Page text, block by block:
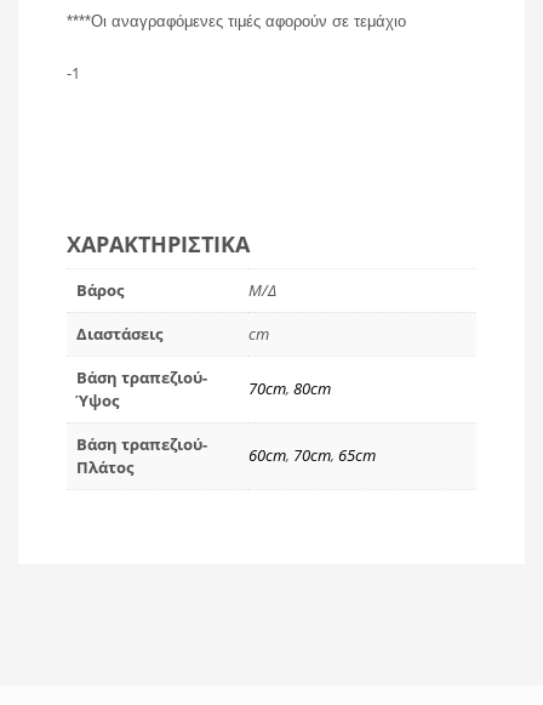
****Οι αναγραφόμενες τιμές αφορούν σε τεμάχιο
-1
ΧΑΡΑΚΤΗΡΙΣΤΙΚΆ
Βάρος
Μ/Δ
Διαστάσεις
cm
Βάση τραπεζιού-
Ύψος
70cm, 80cm
Βάση τραπεζιού-
Πλάτος
60cm, 70cm, 65cm